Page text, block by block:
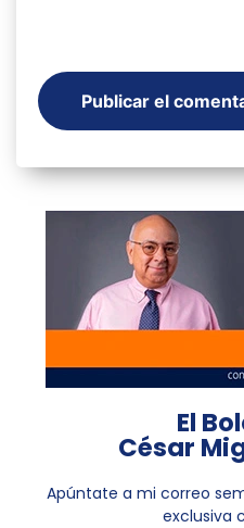
El
César
Apúntate a mi correo
exclusiva